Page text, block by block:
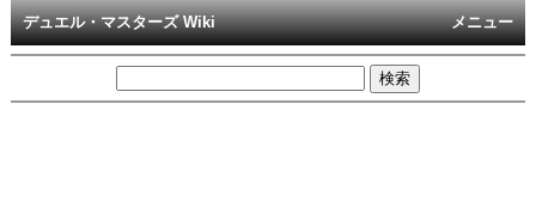
メニュー
デュエル・マスターズ Wiki